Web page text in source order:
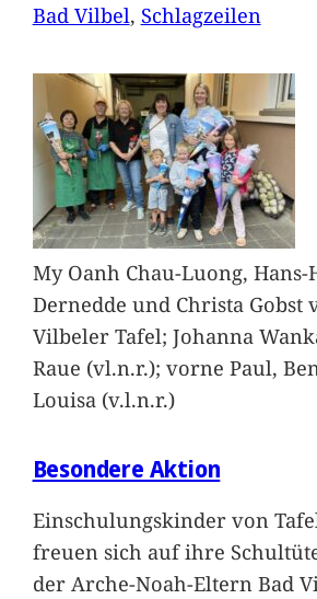
Bad Vilbel, Schlagzeilen
My Oanh Chau-Luong,
Dernedde und Christa Gobst
Vilbeler Tafel; Johanna
Raue (vl.n.r.); vorne Paul,
Louisa (v.l.n.r.)
Besondere Aktion
Einschulungskinder von
freuen sich auf ihre
der Arche-Noah-Eltern Bad